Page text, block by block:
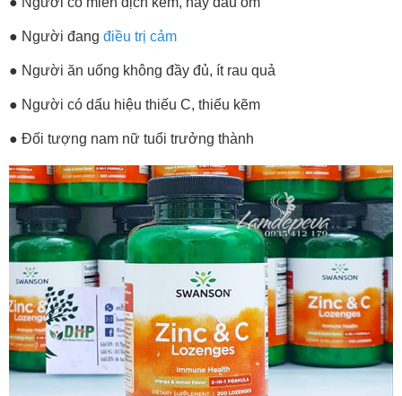
● Người đang điều trị cảm
● Người ăn uống không đầy đủ, ít rau quả
● Người có dấu hiệu thiếu C, thiếu kẽm
● Đối tượng nam nữ tuổi trưởng thành